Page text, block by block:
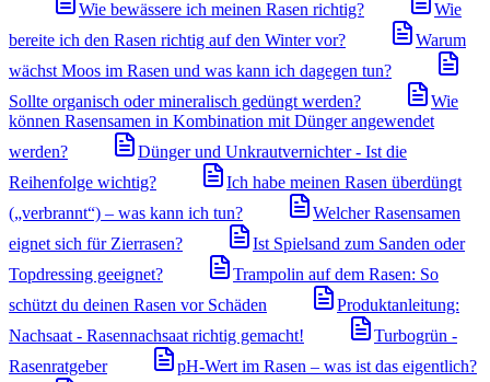
Wie bewässere ich meinen Rasen richtig?
Wie
bereite ich den Rasen richtig auf den Winter vor?
Warum
wächst Moos im Rasen und was kann ich dagegen tun?
Sollte organisch oder mineralisch gedüngt werden?
Wie
können Rasensamen in Kombination mit Dünger angewendet
werden?
Dünger und Unkrautvernichter - Ist die
Reihenfolge wichtig?
Ich habe meinen Rasen überdüngt
(„verbrannt“) – was kann ich tun?
Welcher Rasensamen
eignet sich für Zierrasen?
Ist Spielsand zum Sanden oder
Topdressing geeignet?
Trampolin auf dem Rasen: So
schützt du deinen Rasen vor Schäden
Produktanleitung:
Nachsaat - Rasennachsaat richtig gemacht!
Turbogrün -
Rasenratgeber
pH-Wert im Rasen – was ist das eigentlich?